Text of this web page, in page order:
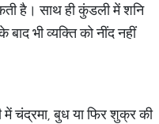
है। साथ ही कुंडली में शनि
भी व्यक्ति को नींद नहीं
में चंद्रमा, बुध या फिर शुक्र की